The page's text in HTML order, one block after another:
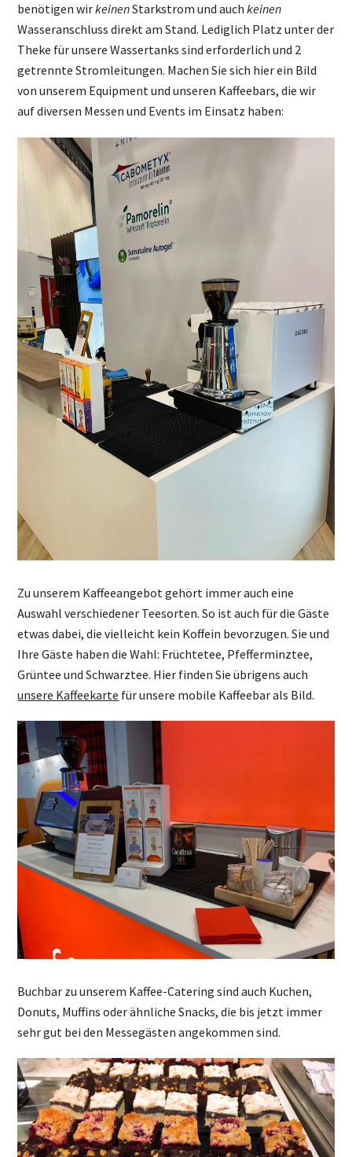
benötigen wirkeinenStarkstrom und auchkeinen
Wasseranschluss direkt am Stand. Lediglich Platz unter der
Theke für unsere Wassertanks sind erforderlich und 2
getrennte Stromleitungen. Machen Sie sich hier ein Bild
von unserem Equipment und unseren Kaffeebars, die wir
auf diversen Messen und Events im Einsatz haben:
Zu unserem Kaffeeangebot gehört immer auch eine
Auswahl verschiedener Teesorten. So ist auch für die Gäste
etwas dabei, die vielleicht kein Koffein bevorzugen. Sie und
Ihre Gäste haben die Wahl: Früchtetee, Pfefferminztee,
Grüntee und Schwarztee. Hier finden Sie übrigens auch
unsere Kaffeekarte für unsere mobile Kaffeebar als Bild.
Buchbar zu unserem Kaffee-Catering sind auch Kuchen,
Donuts, Muffins oder ähnliche Snacks, die bis jetzt immer
sehr gut bei den Messegästen angekommen sind.